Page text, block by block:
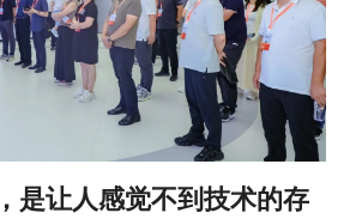
是让人感觉不到技术的存